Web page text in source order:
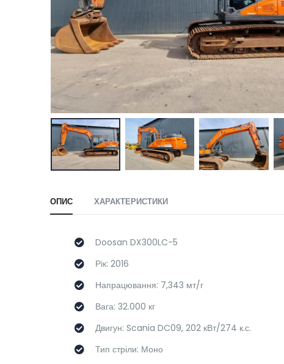
ОПИС ХАРАКТЕРИСТИКИ
Doosan DX300LC-5
Рік: 2016
Напрацювання: 7,343 мт/г
Вага: 32.000 кг
Двигун: Scania DC09, 202 кВт/274 к.с.
Тип стріли: Моно